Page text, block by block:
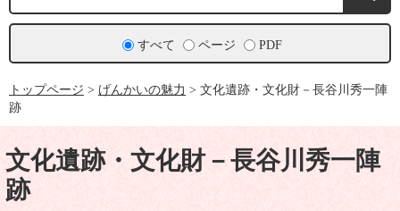
て
本
ス
タ
すべて ページ PDF
トップページ > げんかいの魅力 > 文化遺跡・文化財－長谷川秀一陣
跡
文
文化遺跡・文化財－長谷川秀一陣
跡